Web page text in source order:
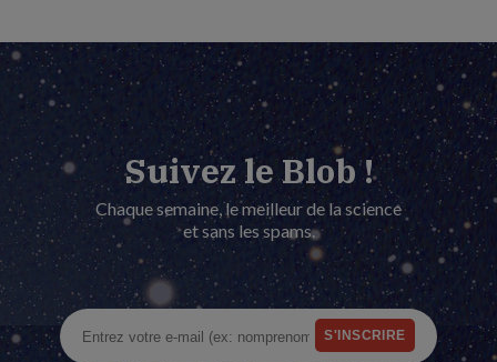
Suivez le Blob !
Chaque semaine, le meilleur de la science
et sans les spams.